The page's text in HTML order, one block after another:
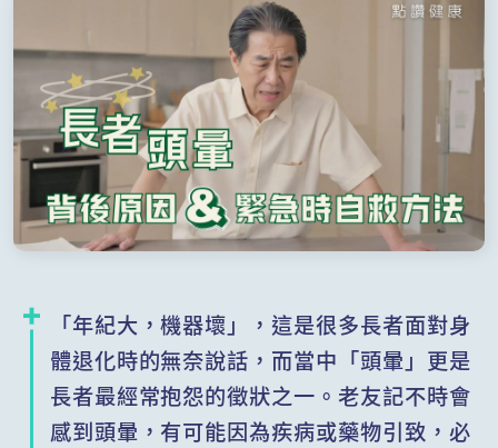
「年紀大，機器壞」，這是很多長者面對身
體退化時的無奈說話，而當中「頭暈」更是
長者最經常抱怨的徵狀之一。老友記不時會
感到頭暈，有可能因為疾病或藥物引致，必